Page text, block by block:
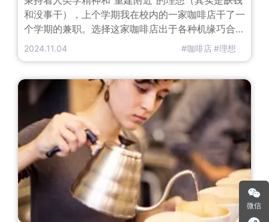
和没事干），上个学期我在校内的一家咖啡店干了一
个学期的兼职。选择这家咖啡店出于各种机缘巧合，
同时也带有我自己的好奇心：它应该是真正意义上的
淹没了我记录的冲动，以至于到了现在才终于重鼓勇
气，想要写写这段经历。这段生活经验就好像
2024.11.04 #咖啡店 #理想
微信